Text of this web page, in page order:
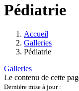
Pédiatrie
Accueil
Galleries
Pédiatrie
Galleries
Le contenu de cette
Dernière mise à jour :